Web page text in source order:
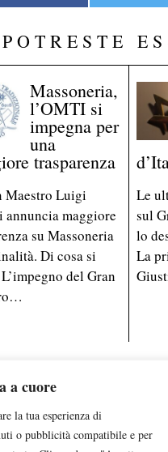
a cuore
la tua esperienza di
o pubblicità compatibile e per
POTRESTE
Massoneria,
l’OMTI si
impegna per
una
trasparenza
Maestro Luigi
annuncia maggiore
su Massoneria
Di cosa si
del Gran
Le
sul
lo
La
registrata al Tribunale di